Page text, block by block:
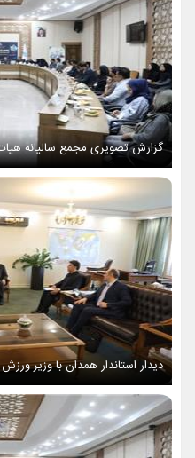
گزارش تصویری مجمع سالیانه
دیدار استاندار همدان با وزیر